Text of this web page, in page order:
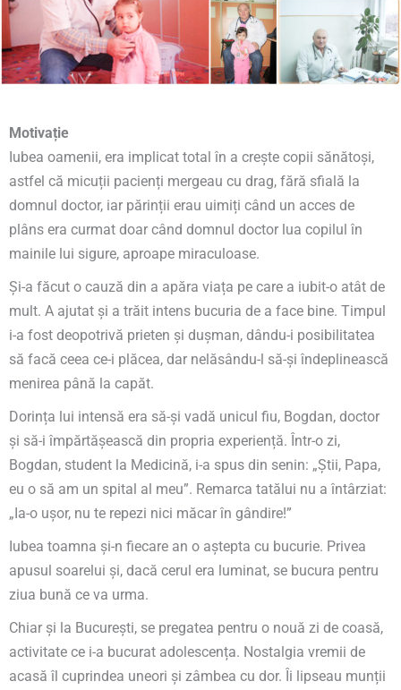
Motivație
Iubea oamenii, era implicat total în a crește copii sănătoși,
astfel că micuții pacienți mergeau cu drag, fără sfială la
domnul doctor, iar părinții erau uimiți când un acces de
plâns era curmat doar când domnul doctor lua copilul în
mainile lui sigure, aproape miraculoase.
Și-a făcut o cauză din a apăra viața pe care a iubit-o atât de
mult. A ajutat și a trăit intens bucuria de a face bine. Timpul
i-a fost deopotrivă prieten și dușman, dându-i posibilitatea
să facă ceea ce-i plăcea, dar nelăsându-l să-și îndeplinească
menirea până la capăt.
Dorința lui intensă era să-și vadă unicul fiu, Bogdan, doctor
și să-i împărtășească din propria experiență. Într-o zi,
Bogdan, student la Medicină, i-a spus din senin: „Știi, Papa,
eu o să am un spital al meu”. Remarca tatălui nu a întârziat:
„Ia-o ușor, nu te repezi nici măcar în gândire!”
Iubea toamna și-n fiecare an o aștepta cu bucurie. Privea
apusul soarelui și, dacă cerul era luminat, se bucura pentru
ziua bună ce va urma.
Chiar și la București, se pregatea pentru o nouă zi de coasă,
activitate ce i-a bucurat adolescența. Nostalgia vremii de
acasă îl cuprindea uneori și zâmbea cu dor. Îi lipseau munții